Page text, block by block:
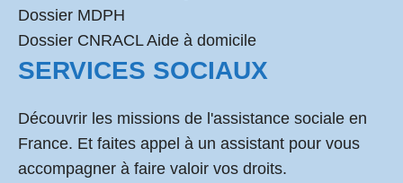
Dossier MDPH
Dossier CNRACL Aide à domicile
SERVICES SOCIAUX
Découvrir les missions de l'assistance sociale en
France. Et faites appel à un assistant pour vous
accompagner à faire valoir vos droits.